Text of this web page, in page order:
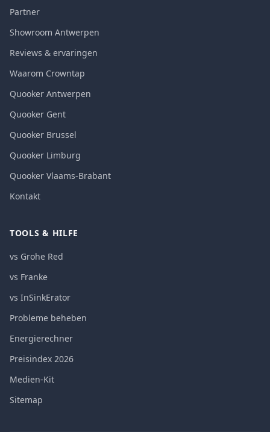
Partner
Showroom Antwerpen
Reviews & ervaringen
Waarom Crowntap
Quooker Antwerpen
Quooker Gent
Quooker Brussel
Quooker Limburg
Quooker Vlaams-Brabant
Kontakt
TOOLS & HILFE
vs Grohe Red
vs Franke
vs InSinkErator
Probleme beheben
Energierechner
Preisindex 2026
Medien-Kit
Sitemap